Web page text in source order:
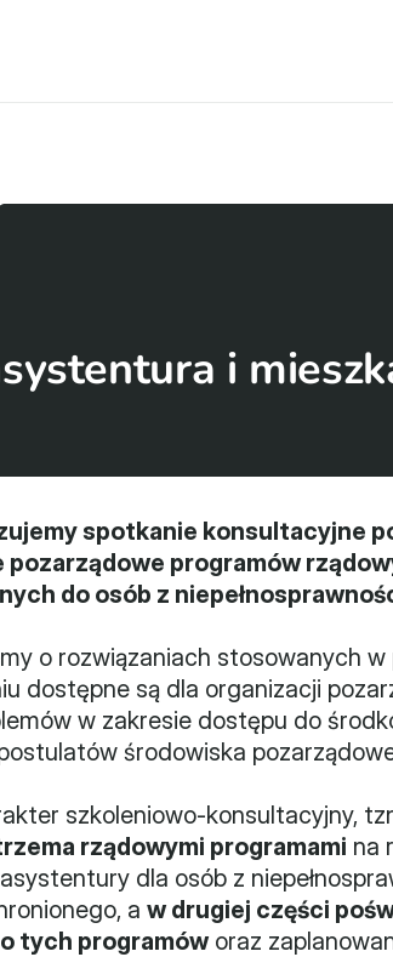
i
spotkanie konsultacyjne
pozarządowe programów
do osób z
o rozwiązaniach stosowanych
dostępne są dla organizacji
w zakresie dostępu do
postulatów środowiska
szkoleniowo-konsultacyjny,
rządowymi programami na
dla osób z
a w drugiej części
tych programów oraz